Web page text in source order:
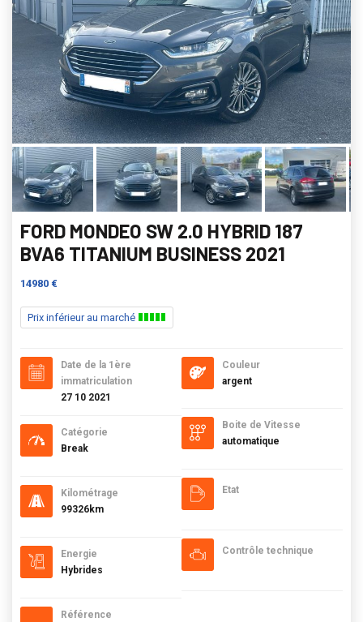
FORD MONDEO SW 2.0 HYBRID 187
BVA6 TITANIUM BUSINESS 2021
14980 €
Prix inférieur au marché
Date de la 1ère
immatriculation
27 10 2021
Catégorie
Break
Kilométrage
99326km
Energie
Hybrides
Référence
Couleur
argent
Boite de Vitesse
automatique
Etat
Contrôle technique